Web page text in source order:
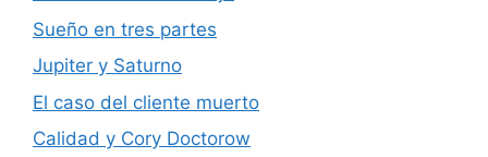
Sueño en tres partes
Jupiter y Saturno
El caso del cliente muerto
Calidad y Cory Doctorow